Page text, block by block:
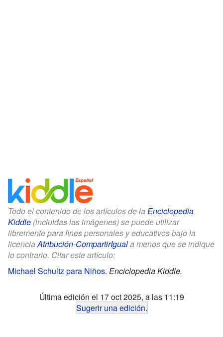
Todo el contenido de los artículos de la Enciclopedia
Kiddle (incluidas las imágenes) se puede utilizar
libremente para fines personales y educativos bajo la
licenciaAtribución-CompartirIguala menos que se indique
lo contrario. Citar este artículo:
Michael Schultz para Niños. Enciclopedia Kiddle.
Última edición el 17 oct 2025, a las 11:19
Sugerir una edición.